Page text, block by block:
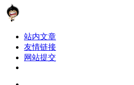
站内文章
友情链接
网站提交